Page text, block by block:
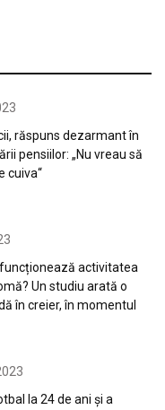
răspuns dezarmant în
pensiilor: „Nu vreau să
cuiva“
funcționează activitatea
Un studiu arată o
în creier, în momentul
la 24 de ani și a